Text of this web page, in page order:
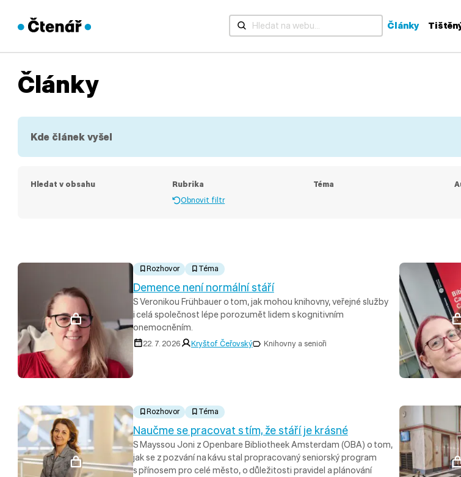
Články
Články
Kde článek vyšel
Hledat v obsahu Rubrika Téma
Obnovit filtr
Rozhovor Téma
Demence není normální stáří
S Veronikou Frühbauer o tom, jak mohou knihovny, veřejné služby
i celá společnost lépe porozumět lidem s kognitivním
onemocněním.
22. 7. 2026 Kryštof Čeřovský Knihovny a senioři
Rozhovor
Téma
Naučme se pracovat s tím, že stáří je krásné
S Mayssou Joni z Openbare Bibliotheek Amsterdam (OBA) o tom,
jak se z pozvání na kávu stal propracovaný seniorský program
s přínosem pro celé město, o důležitosti pravidel a plánování